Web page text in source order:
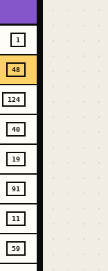
1
48
124
40
19
91
11
59